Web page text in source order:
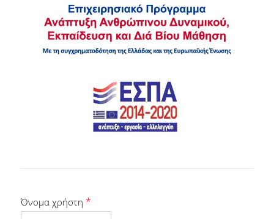
Δικαιούχοι, Προϋποθέσεις & Δικαιολογητικά
Σίτισης
Στέγασης
Διαδικασία Ηλεκτρονικής Αίτησης
Όνομα χρήστη *